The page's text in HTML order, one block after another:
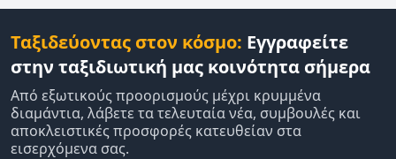
Ταξιδεύοντας στον κόσμο: Εγγραφείτε
στην ταξιδιωτική μας κοινότητα σήμερα
Από εξωτικούς προορισμούς μέχρι κρυμμένα
διαμάντια, λάβετε τα τελευταία νέα, συμβουλές και
αποκλειστικές προσφορές κατευθείαν στα
εισερχόμενα σας.